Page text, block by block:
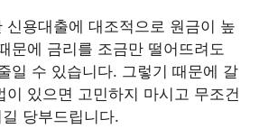
신용대출에 대조적으로 원금이 높
문에 금리를 조금만 떨어뜨려도
일 수 있습니다. 그렇기 때문에 갈
이 있으면 고민하지 마시고 무조건
당부드립니다.